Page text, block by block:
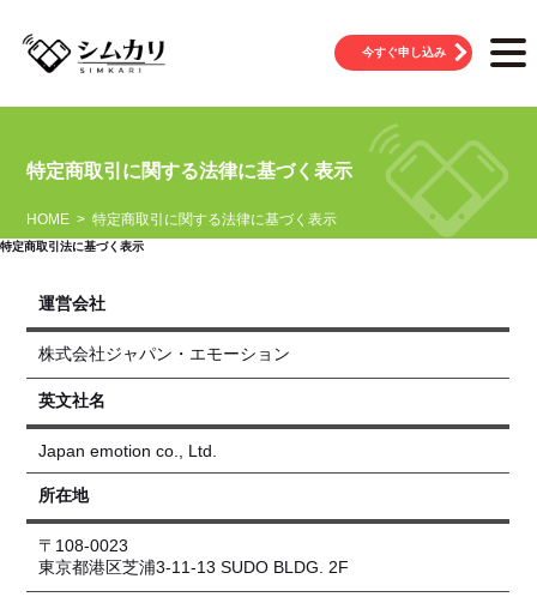
今すぐ申し込み
特定商取引に関する法律に基づく表示
HOME 特定商取引に関する法律に基づく表示
特定商取引法に基づく表示
運営会社
株式会社ジャパン・エモーション
英文社名
Japan emotion co., Ltd.
所在地
〒108-0023
東京都港区芝浦3-11-13 SUDO BLDG. 2F